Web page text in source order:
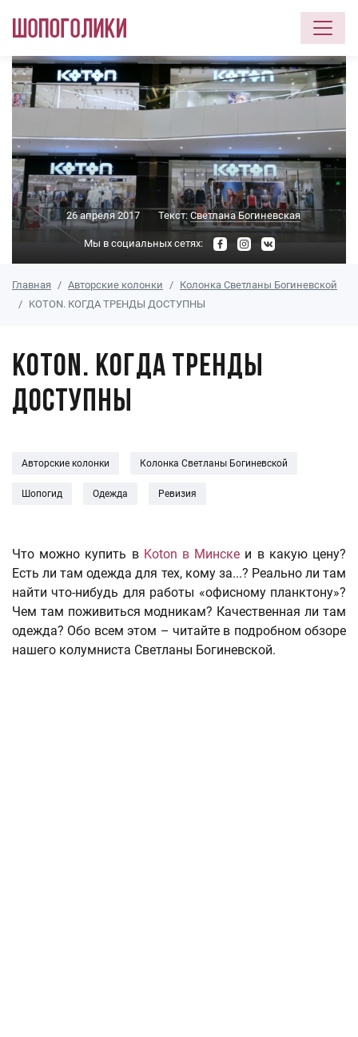
Перейти к основному содержанию
26 апреля 2017 Текст: Светлана Богиневская
Мы в социальных сетях:
Главная Авторские колонки
Колонка Светланы Богиневской
KOTON. КОГДА ТРЕНДЫ ДОСТУПНЫ
KOTON. КОГДА ТРЕНДЫ
ДОСТУПНЫ
Авторские колонки Колонка Светланы Богиневской
Шопогид Одежда Ревизия
Что можно купить в Koton в Минске и в какую цену?
Есть ли там одежда для тех, кому за...? Реально ли там
найти что-нибудь для работы «офисному планктону»?
Чем там поживиться модникам? Качественная ли там
одежда? Обо всем этом – читайте в подробном обзоре
нашего колумниста Светланы Богиневской.